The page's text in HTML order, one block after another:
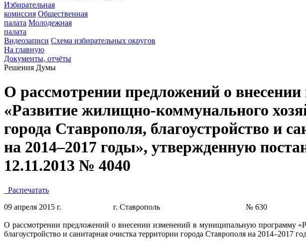
Избирательная
комиссия Общественная
палата Молодежная
палата
Видеозаписи Схема избирательных округов
На главную
Документы, отчёты
Решения Думы
О рассмотрении предложений о
«Развитие жилищно-коммунального
города Ставрополя, благоустройство и
на 2014–2017 годы», утвержденную
12.11.2013 № 4040
Распечатать
09 апреля 2015 г.
г. Ставрополь № 630
О рассмотрении предложений о внесении изменений в муниципальную программу
благоустройство и санитарная очистка территории города Ставрополя на